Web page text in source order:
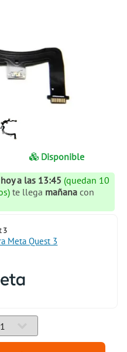
Disponible
hoy a las 13:45 (quedan 10
te llega mañana con
3
Meta Quest 3